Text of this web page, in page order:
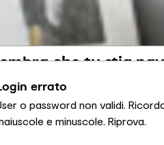
che tu stia
Paese
visualizzando il sito Calligaris
errato
o password non validi.
e minuscole. Riprova.